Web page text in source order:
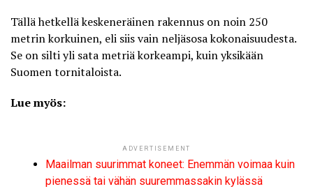
Tällä hetkellä keskeneräinen rakennus on noin 250
metrin korkuinen, eli siis vain neljäsosa kokonaisuudesta.
Se on silti yli sata metriä korkeampi, kuin yksikään
Suomen tornitaloista.
Lue myös:
ADVERTISEMENT
Maailman suurimmat koneet: Enemmän voimaa kuin
pienessä tai vähän suuremmassakin kylässä